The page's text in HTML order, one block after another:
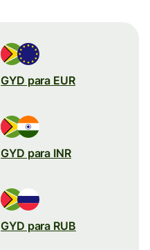
GYD para EUR
GYD para INR
GYD para RUB